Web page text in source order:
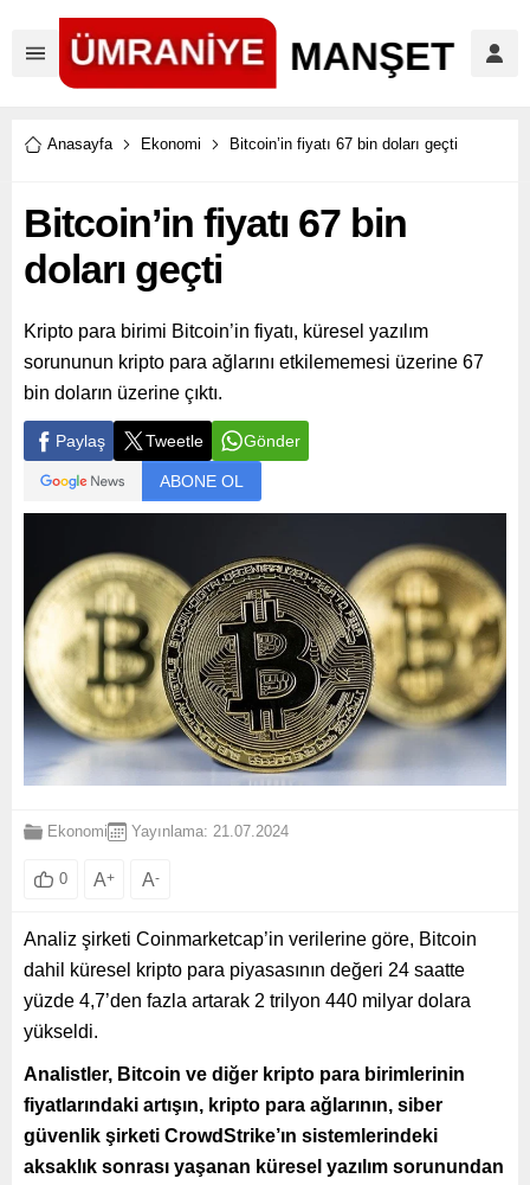
Anasayfa Ekonomi Bitcoin’in fiyatı 67 bin doları geçti
Bitcoin’in fiyatı 67 bin
doları geçti
Kripto para birimi Bitcoin’in fiyatı, küresel yazılım
sorununun kripto para ağlarını etkilememesi üzerine 67
bin doların üzerine çıktı.
Paylaş Tweetle Gönder
ABONE OL
Ekonomi Yayınlama: 21.07.2024
0 A+ A-
Analiz şirketi Coinmarketcap’in verilerine göre, Bitcoin
dahil küresel kripto para piyasasının değeri 24 saatte
yüzde 4,7’den fazla artarak 2 trilyon 440 milyar dolara
yükseldi.
Analistler, Bitcoin ve diğer kripto para birimlerinin
fiyatlarındaki artışın, kripto para ağlarının, siber
güvenlik şirketi CrowdStrike’ın sistemlerindeki
aksaklık sonrası yaşanan küresel yazılım sorunundan